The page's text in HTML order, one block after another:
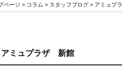
ページ > コラム > スタッフブログ > アミュプ
アミュプラザ 新館